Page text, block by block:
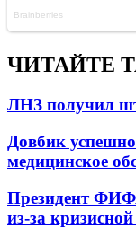
ЧИТАЙТЕ
ЛНЗ получил
Довбик
медицинское
Президент
из-за